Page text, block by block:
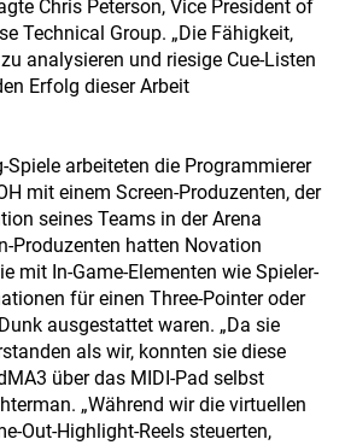
Chris Peterson, Vice President of
Technical Group. „Die Fähigkeit,
analysieren und riesige Cue-Listen
Erfolg dieser Arbeit
Spiele arbeiteten die Programmierer
mit einem Screen-Produzenten, der
seines Teams in der Arena
Produzenten hatten Novation
mit In-Game-Elementen wie Spieler-
für einen Three-Pointer oder
ausgestattet waren. „Da sie
als wir, konnten sie diese
über das MIDI-Pad selbst
„Während wir die virtuellen
Out-Highlight-Reels steuerten,